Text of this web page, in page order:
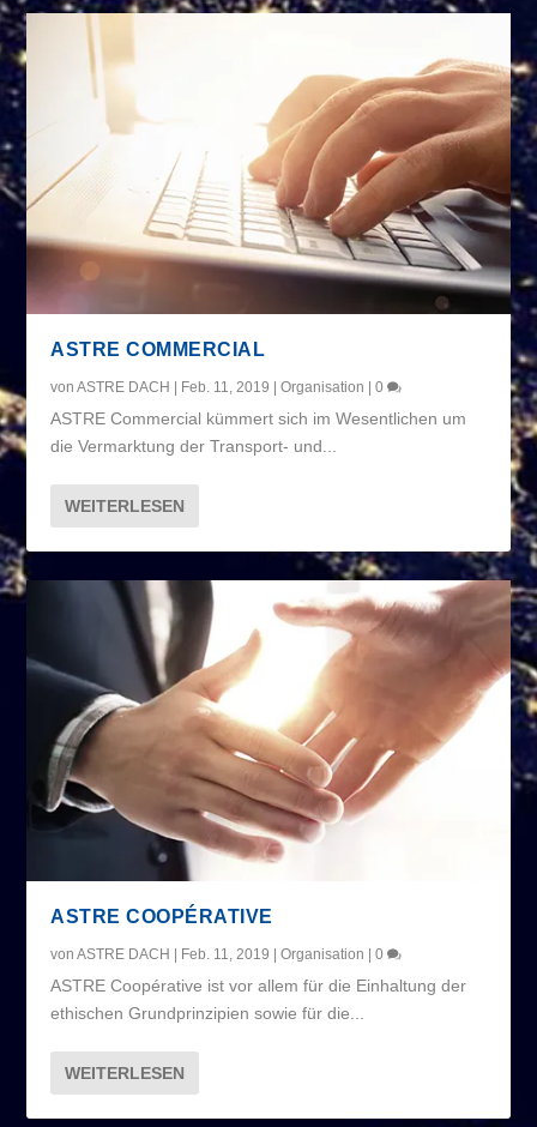
ASTRE COMMERCIAL
vonASTRE DACH | Feb. 11, 2019 |Organisation |0
ASTRE Commercial kümmert sich im Wesentlichen um
die Vermarktung der Transport- und...
WEITERLESEN
ASTRE COOPÉRATIVE
vonASTRE DACH | Feb. 11, 2019 |Organisation |0
ASTRE Coopérative ist vor allem für die Einhaltung der
ethischen Grundprinzipien sowie für die...
WEITERLESEN